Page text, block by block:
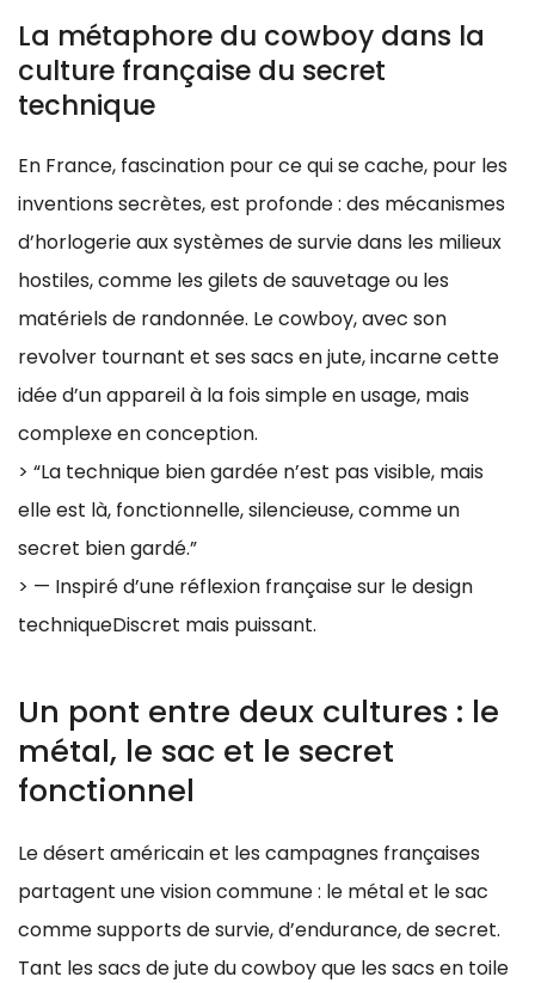
La métaphore du cowboy dans la
culture française du secret
technique
En France, fascination pour ce qui se cache, pour les
inventions secrètes, est profonde : des mécanismes
d’horlogerie aux systèmes de survie dans les milieux
hostiles, comme les gilets de sauvetage ou les
matériels de randonnée. Le cowboy, avec son
revolver tournant et ses sacs en jute, incarne cette
idée d’un appareil à la fois simple en usage, mais
complexe en conception.
> “La technique bien gardée n’est pas visible, mais
elle est là, fonctionnelle, silencieuse, comme un
secret bien gardé.”
> — Inspiré d’une réflexion française sur le design
techniqueDiscret mais puissant.
Un pont entre deux cultures : le
métal, le sac et le secret
fonctionnel
Le désert américain et les campagnes françaises
partagent une vision commune : le métal et le sac
comme supports de survie, d’endurance, de secret.
Tant les sacs de jute du cowboy que les sacs en toile